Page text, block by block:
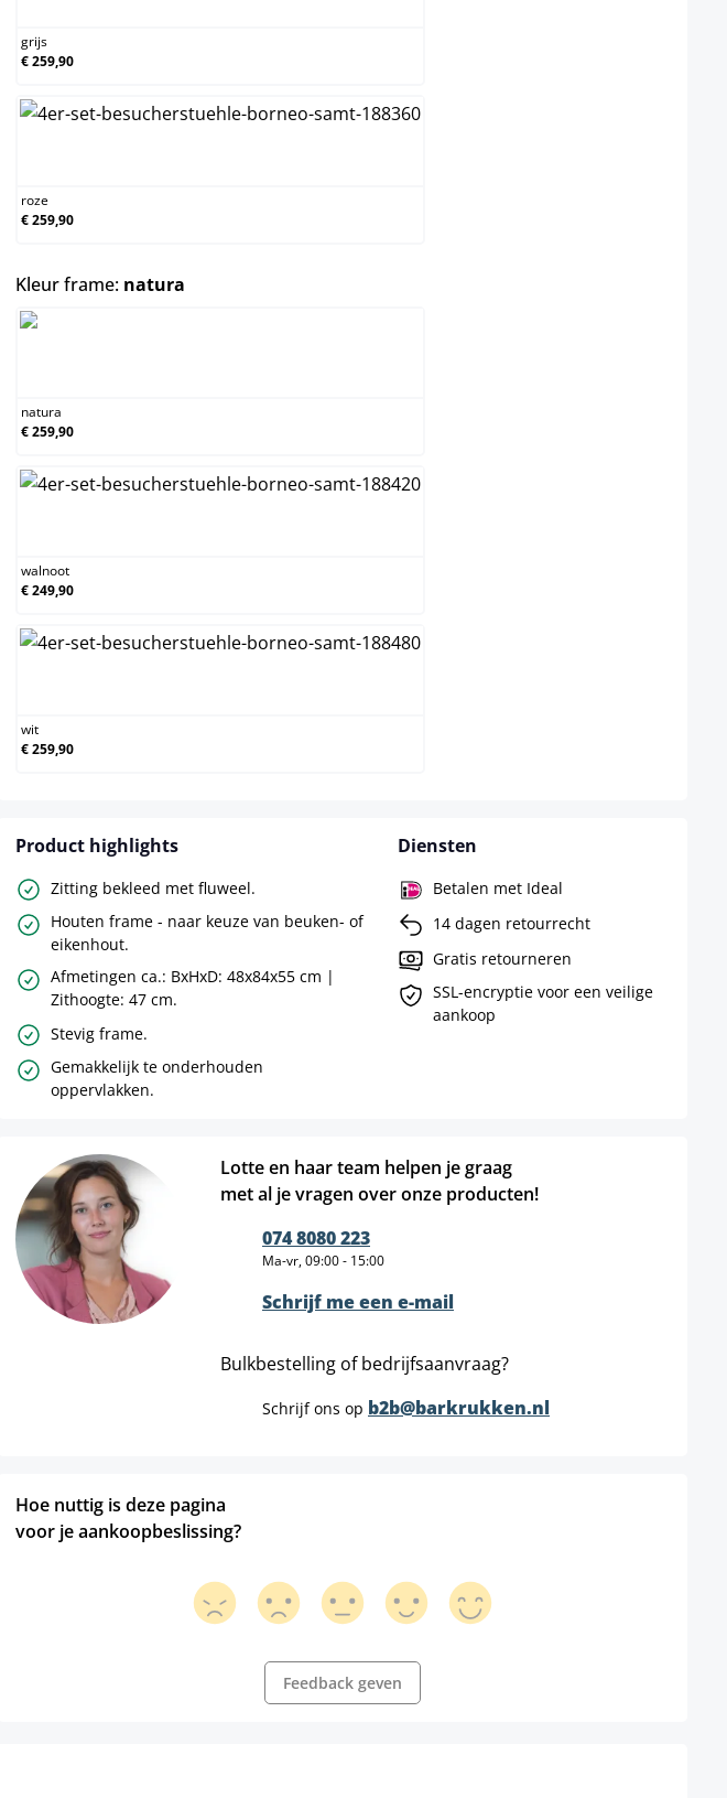
grijs
€ 259,90
roze
€ 259,90
Kleur frame: natura
natura
€ 259,90
walnoot
€ 249,90
wit
€ 259,90
Product highlights
Zitting bekleed met fluweel.
Houten frame - naar keuze van beuken- of
eikenhout.
Afmetingen ca.: BxHxD: 48x84x55 cm |
Zithoogte: 47 cm.
Stevig frame.
Gemakkelijk te onderhouden
oppervlakken.
Diensten
Betalen met Ideal
14 dagen retourrecht
Gratis retourneren
SSL-encryptie voor een veilige
aankoop
Lotte en haar team helpen je graag
met al je vragen over onze producten!
074 8080 223
Ma-vr, 09:00 - 15:00
Schrijf me een e-mail
Bulkbestelling of bedrijfsaanvraag?
Schrijf ons op b2b@barkrukken.nl
Hoe nuttig is deze pagina
voor je aankoopbeslissing?
Feedback geven